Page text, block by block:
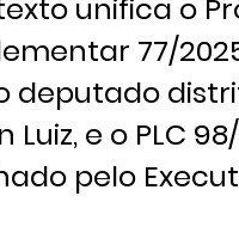
texto unifica o
77/
deputado
Luiz, e o PLC
pelo